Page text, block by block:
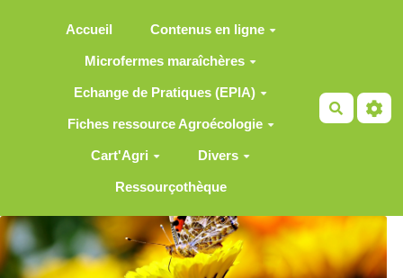
Accueil Contenus en ligne
Microfermes maraîchères
Echange de Pratiques (EPIA)
Fiches ressource Agroécologie
Cart'Agri Divers
Ressourçothèque